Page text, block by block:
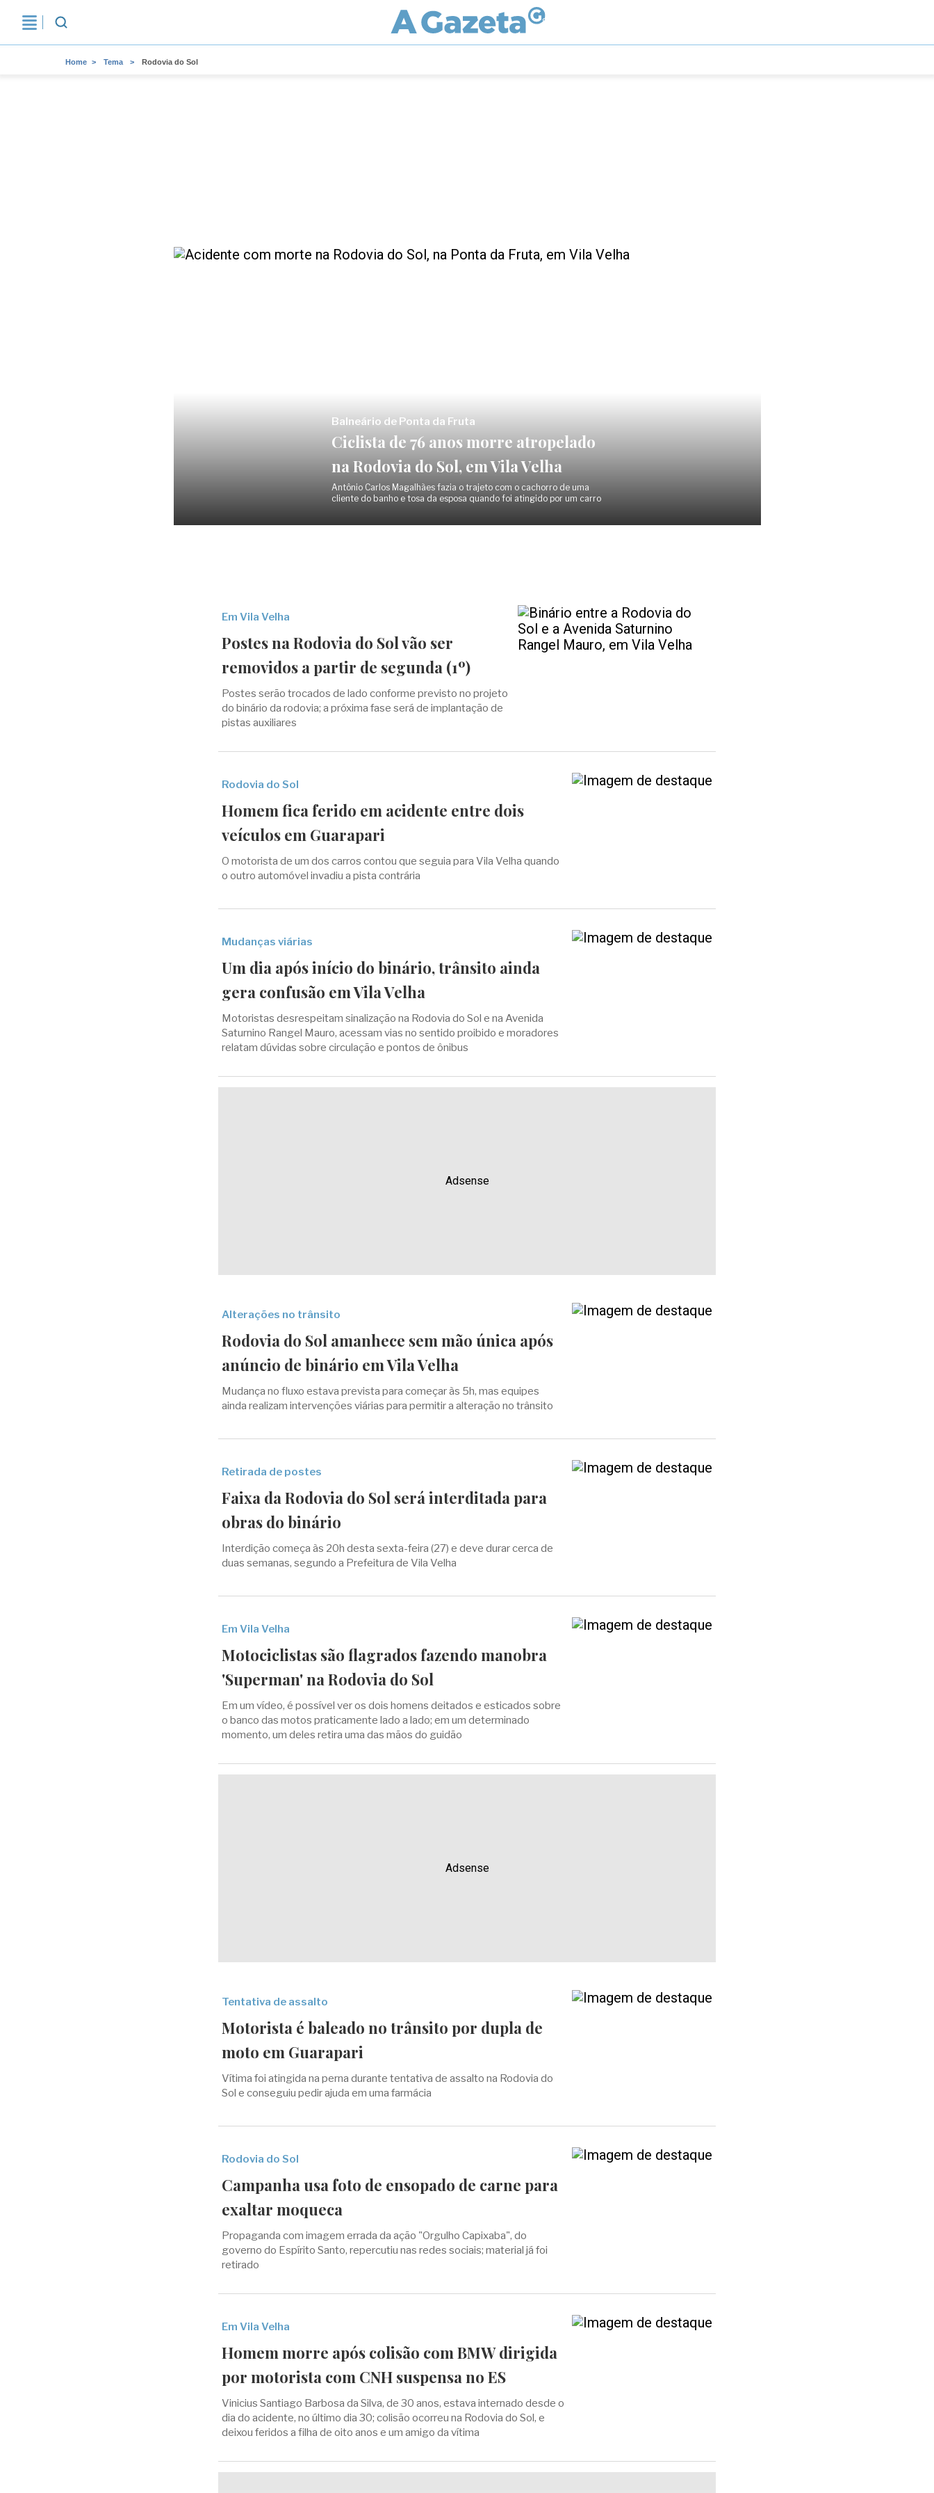
Home Tema Rodovia do Sol
Balneário de Ponta da Fruta
Ciclista de 76 anos morre atropelado
na Rodovia do Sol, em Vila Velha
Antônio Carlos Magalhães fazia o trajeto com o cachorro de uma
cliente do banho e tosa da esposa quando foi atingido por um carro
Em Vila Velha
Postes na Rodovia do Sol vão ser
removidos a partir de segunda (1º)
Postes serão trocados de lado conforme previsto no projeto
do binário da rodovia; a próxima fase será de implantação de
pistas auxiliares
Rodovia do Sol
Homem fica ferido em acidente entre dois
veículos em Guarapari
O motorista de um dos carros contou que seguia para Vila Velha quando
o outro automóvel invadiu a pista contrária
Mudanças viárias
Um dia após início do binário, trânsito ainda
gera confusão em Vila Velha
Motoristas desrespeitam sinalização na Rodovia do Sol e na Avenida
Saturnino Rangel Mauro, acessam vias no sentido proibido e moradores
relatam dúvidas sobre circulação e pontos de ônibus
Adsense
Alterações no trânsito
Rodovia do Sol amanhece sem mão única após
anúncio de binário em Vila Velha
Mudança no fluxo estava prevista para começar às 5h, mas equipes
ainda realizam intervenções viárias para permitir a alteração no trânsito
Retirada de postes
Faixa da Rodovia do Sol será interditada para
obras do binário
Interdição começa às 20h desta sexta-feira (27) e deve durar cerca de
duas semanas, segundo a Prefeitura de Vila Velha
Em Vila Velha
Motociclistas são flagrados fazendo manobra
'Superman' na Rodovia do Sol
Em um vídeo, é possível ver os dois homens deitados e esticados sobre
o banco das motos praticamente lado a lado; em um determinado
momento, um deles retira uma das mãos do guidão
Adsense
Tentativa de assalto
Motorista é baleado no trânsito por dupla de
moto em Guarapari
Vítima foi atingida na perna durante tentativa de assalto na Rodovia do
Sol e conseguiu pedir ajuda em uma farmácia
Rodovia do Sol
Campanha usa foto de ensopado de carne para
exaltar moqueca
Propaganda com imagem errada da ação "Orgulho Capixaba", do
governo do Espírito Santo, repercutiu nas redes sociais; material já foi
retirado
Em Vila Velha
Homem morre após colisão com BMW dirigida
por motorista com CNH suspensa no ES
Vinicius Santiago Barbosa da Silva, de 30 anos, estava internado desde o
dia do acidente, no último dia 30; colisão ocorreu na Rodovia do Sol, e
deixou feridos a filha de oito anos e um amigo da vítima